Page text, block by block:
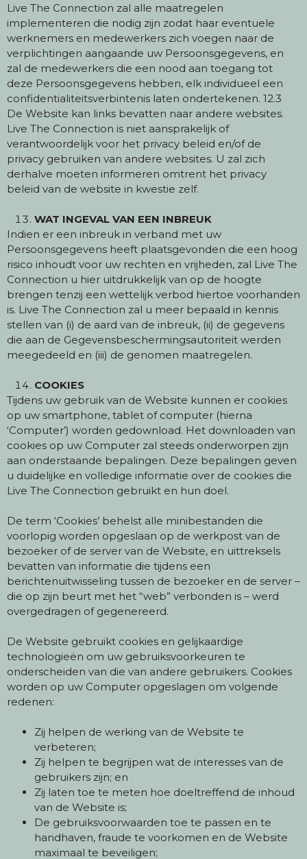
Live The Connection zal alle maatregelen
implementeren die nodig zijn zodat haar eventuele
werknemers en medewerkers zich voegen naar de
verplichtingen aangaande uw Persoonsgegevens, en
zal de medewerkers die een nood aan toegang tot
deze Persoonsgegevens hebben, elk individueel een
confidentialiteitsverbintenis laten ondertekenen. 12.3
De Website kan links bevatten naar andere websites.
Live The Connection is niet aansprakelijk of
verantwoordelijk voor het privacy beleid en/of de
privacy gebruiken van andere websites. U zal zich
derhalve moeten informeren omtrent het privacy
beleid van de website in kwestie zelf.
WAT INGEVAL VAN EEN INBREUK
Indien er een inbreuk in verband met uw
Persoonsgegevens heeft plaatsgevonden die een hoog
risico inhoudt voor uw rechten en vrijheden, zal Live The
Connection u hier uitdrukkelijk van op de hoogte
brengen tenzij een wettelijk verbod hiertoe voorhanden
is. Live The Connection zal u meer bepaald in kennis
stellen van (i) de aard van de inbreuk, (ii) de gegevens
die aan de Gegevensbeschermingsautoriteit werden
meegedeeld en (iii) de genomen maatregelen.
COOKIES
Tijdens uw gebruik van de Website kunnen er cookies
op uw smartphone, tablet of computer (hierna
‘Computer’) worden gedownload. Het downloaden van
cookies op uw Computer zal steeds onderworpen zijn
aan onderstaande bepalingen. Deze bepalingen geven
u duidelijke en volledige informatie over de cookies die
Live The Connection gebruikt en hun doel.
De term ‘Cookies’ behelst alle minibestanden die
voorlopig worden opgeslaan op de werkpost van de
bezoeker of de server van de Website, en uittreksels
bevatten van informatie die tijdens een
berichtenuitwisseling tussen de bezoeker en de server –
die op zijn beurt met het “web” verbonden is – werd
overgedragen of gegenereerd.
De Website gebruikt cookies en gelijkaardige
technologieën om uw gebruiksvoorkeuren te
onderscheiden van die van andere gebruikers. Cookies
worden op uw Computer opgeslagen om volgende
redenen:
Zij helpen de werking van de Website te
verbeteren;
Zij helpen te begrijpen wat de interesses van de
gebruikers zijn; en
Zij laten toe te meten hoe doeltreffend de inhoud
van de Website is;
De gebruiksvoorwaarden toe te passen en te
handhaven, fraude te voorkomen en de Website
maximaal te beveiligen;